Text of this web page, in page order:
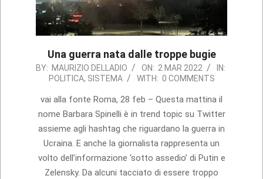
Una guerra nata dalle troppe bugie
2022-
02
BY: MAURIZIO DELLADIO ON: 2 MAR 2022
IN:
POLITICA, SISTEMA WITH: 0 COMMENTS
vai alla fonte Roma, 28 feb – Questa mattina il
nome Barbara Spinelli è in trend topic su Twitter
assieme agli hashtag che riguardano la guerra in
Ucraina. E anche la giornalista rappresenta un
volto dell’informazione ‘sotto assedio’ di Putin e
Zelensky. Da alcuni tacciato di essere troppo